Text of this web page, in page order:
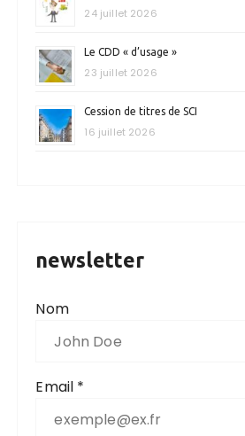
24 juillet 2026
Le CDD « d’usage »
23 juillet 2026
Cession de titres de SCI
16 juillet 2026
newsletter
Nom
Email *